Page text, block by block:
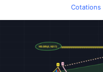
Cotations